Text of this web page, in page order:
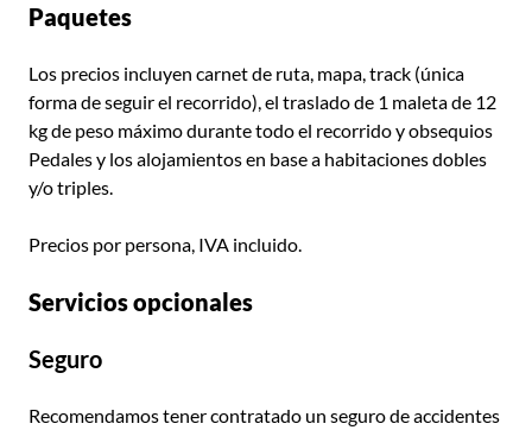
Paquetes
Los precios incluyen carnet de ruta, mapa, track (única
forma de seguir el recorrido), el traslado de 1 maleta de 12
kg de peso máximo durante todo el recorrido y obsequios
Pedales y los alojamientos en base a habitaciones dobles
y/o triples.
Precios por persona, IVA incluido.
Servicios opcionales
Seguro
Recomendamos tener contratado un seguro de accidentes